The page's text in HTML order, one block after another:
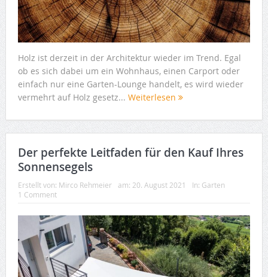
Holz ist derzeit in der Architektur wieder im Trend. Egal
ob es sich dabei um ein Wohnhaus, einen Carport oder
einfach nur eine Garten-Lounge handelt, es wird wieder
vermehrt auf Holz gesetz... Weiterlesen
Der perfekte Leitfaden für den Kauf Ihres
Sonnensegels
Erstellt von: Mirco Rehmeier am: 20. August 2021 In: Garten
1 Comment